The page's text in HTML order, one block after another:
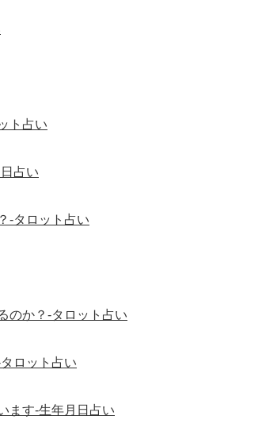
ト占い
占い
-タロット占い
のか？-タロット占い
ロット占い
ます-生年月日占い